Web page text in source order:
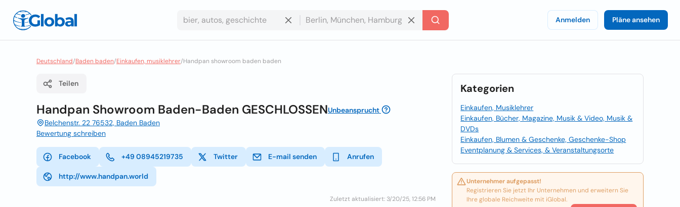
Anmelden Pläne ansehen
Deutschland/Baden baden/Einkaufen, musiklehrer/Handpan showroom baden baden
Teilen
Handpan Showroom Baden-Baden GESCHLOSSENUnbeansprucht
Belchenstr. 22 76532, Baden Baden
Bewertung schreiben
Facebook +49 08945219735 Twitter E-mail senden Anrufen
http://www.handpan.world
Zuletzt aktualisiert: 3/20/25, 12:56 PM
Kategorien
Einkaufen, Musiklehrer
Einkaufen, Bücher, Magazine, Musik & Video, Musik &
DVDs
Einkaufen, Blumen & Geschenke, Geschenke-Shop
Eventplanung & Services, & Veranstaltungsorte
Unternehmer aufgepasst!
Registrieren Sie jetzt Ihr Unternehmen und erweitern Sie
Ihre globale Reichweite mit iGlobal.